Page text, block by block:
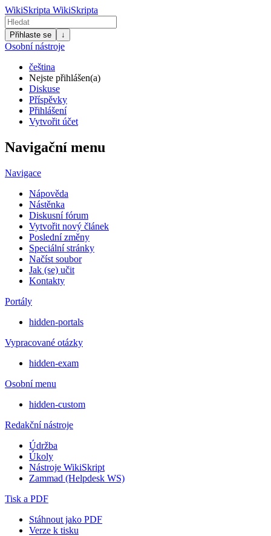
WikiSkripta WikiSkripta
Přihlaste se ↓
Osobní nástroje
čeština
Nejste přihlášen(a)
Diskuse
Příspěvky
Přihlášení
Vytvořit účet
Navigační menu
Navigace
Nápověda
Nástěnka
Diskusní fórum
Vytvořit nový článek
Poslední změny
Speciální stránky
Načíst soubor
Jak (se) učit
Kontakty
Portály
hidden-portals
Vypracované otázky
hidden-exam
Osobní menu
hidden-custom
Redakční nástroje
Údržba
Úkoly
Nástroje WikiSkript
Zammad (Helpdesk WS)
Tisk a PDF
Stáhnout jako PDF
Verze k tisku